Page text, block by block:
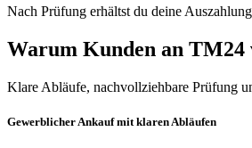
Nach Prüfung erhältst du deine
Warum Kunden an TM24
Klare Abläufe, nachvollziehbare Prüfung
Gewerblicher Ankauf mit klaren Abläufen